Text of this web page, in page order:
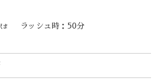
ま
ラッシュ時：50分